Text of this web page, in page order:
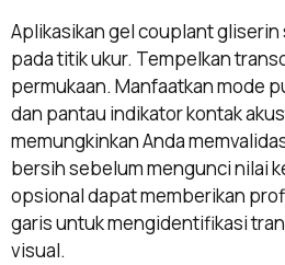
Aplikasikan gel couplant
pada titik ukur. Tempelkan
permukaan. Manfaatkan mode
dan pantau indikator kontak
memungkinkan Anda
bersih sebelum mengunci nilai
opsional dapat memberikan
garis untuk mengidentifikasi
visual.